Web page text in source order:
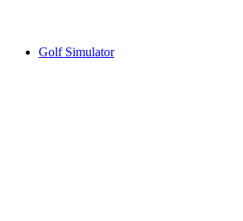
Golf Simulator